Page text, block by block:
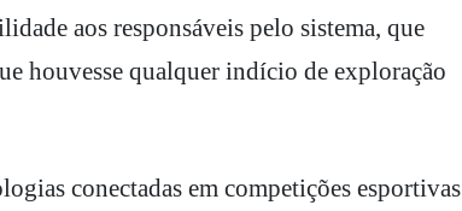
aos responsáveis pelo sistema, que
houvesse qualquer indício de exploração
conectadas em competições esportivas